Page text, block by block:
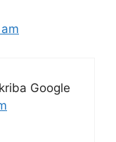
Google